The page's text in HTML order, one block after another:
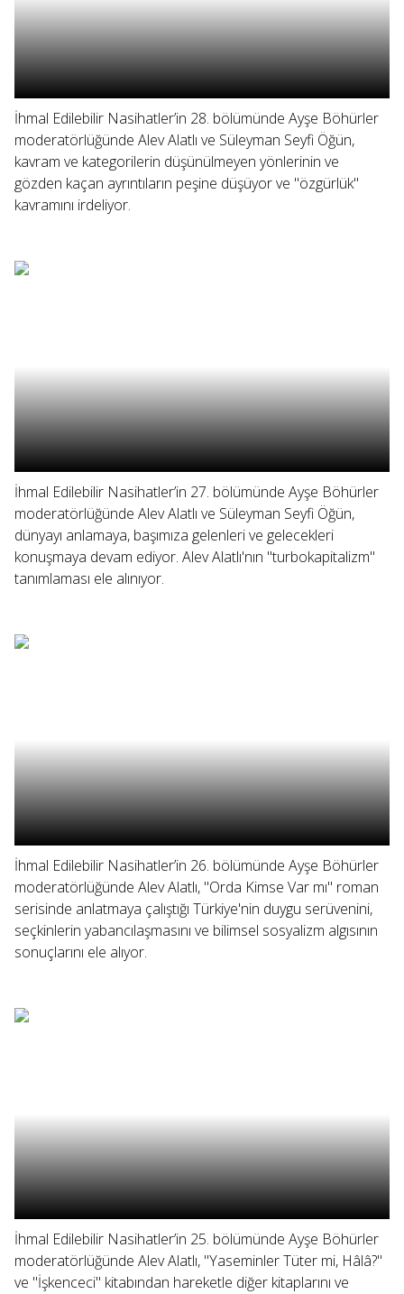
İhmal Edilebilir Nasihatler’in 28. bölümünde Ayşe Böhürler
moderatörlüğünde Alev Alatlı ve Süleyman Seyfi Öğün,
kavram ve kategorilerin düşünülmeyen yönlerinin ve
gözden kaçan ayrıntıların peşine düşüyor ve "özgürlük"
kavramını irdeliyor.
İhmal Edilebilir Nasihatler’in 27. bölümünde Ayşe Böhürler
moderatörlüğünde Alev Alatlı ve Süleyman Seyfi Öğün,
dünyayı anlamaya, başımıza gelenleri ve gelecekleri
konuşmaya devam ediyor. Alev Alatlı'nın "turbokapitalizm"
tanımlaması ele alınıyor.
İhmal Edilebilir Nasihatler’in 26. bölümünde Ayşe Böhürler
moderatörlüğünde Alev Alatlı, "Orda Kimse Var mı" roman
serisinde anlatmaya çalıştığı Türkiye'nin duygu serüvenini,
seçkinlerin yabancılaşmasını ve bilimsel sosyalizm algısının
sonuçlarını ele alıyor.
İhmal Edilebilir Nasihatler’in 25. bölümünde Ayşe Böhürler
moderatörlüğünde Alev Alatlı, "Yaseminler Tüter mi, Hâlâ?"
ve "İşkenceci" kitabından hareketle diğer kitaplarını ve